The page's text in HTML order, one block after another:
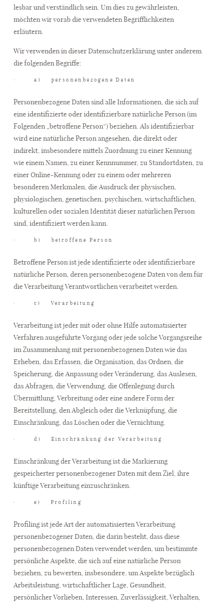
lesbar und verständlich sein. Um dies zu gewährleisten,
möchten wir vorab die verwendeten Begrifflichkeiten
erläutern.
Wir verwenden in dieser Datenschutzerklärung unter anderem
die folgenden Begriffe:
· a) personenbezogene Daten
Personenbezogene Daten sind alle Informationen, die sich auf
eine identifizierte oder identifizierbare natürliche Person (im
Folgenden „betroffene Person“) beziehen. Als identifizierbar
wird eine natürliche Person angesehen, die direkt oder
indirekt, insbesondere mittels Zuordnung zu einer Kennung
wie einem Namen, zu einer Kennnummer, zu Standortdaten, zu
einer Online-Kennung oder zu einem oder mehreren
besonderen Merkmalen, die Ausdruck der physischen,
physiologischen, genetischen, psychischen, wirtschaftlichen,
kulturellen oder sozialen Identität dieser natürlichen Person
sind, identifiziert werden kann.
· b) betroffene Person
Betroffene Person ist jede identifizierte oder identifizierbare
natürliche Person, deren personenbezogene Daten von dem für
die Verarbeitung Verantwortlichen verarbeitet werden.
· c) Verarbeitung
Verarbeitung ist jeder mit oder ohne Hilfe automatisierter
Verfahren ausgeführte Vorgang oder jede solche Vorgangsreihe
im Zusammenhang mit personenbezogenen Daten wie das
Erheben, das Erfassen, die Organisation, das Ordnen, die
Speicherung, die Anpassung oder Veränderung, das Auslesen,
das Abfragen, die Verwendung, die Offenlegung durch
Übermittlung, Verbreitung oder eine andere Form der
Bereitstellung, den Abgleich oder die Verknüpfung, die
Einschränkung, das Löschen oder die Vernichtung.
· d) Einschränkung der Verarbeitung
Einschränkung der Verarbeitung ist die Markierung
gespeicherter personenbezogener Daten mit dem Ziel, ihre
künftige Verarbeitung einzuschränken.
· e) Profiling
Profiling ist jede Art der automatisierten Verarbeitung
personenbezogener Daten, die darin besteht, dass diese
personenbezogenen Daten verwendet werden, um bestimmte
persönliche Aspekte, die sich auf eine natürliche Person
beziehen, zu bewerten, insbesondere, um Aspekte bezüglich
Arbeitsleistung, wirtschaftlicher Lage, Gesundheit,
persönlicher Vorlieben, Interessen, Zuverlässigkeit, Verhalten,